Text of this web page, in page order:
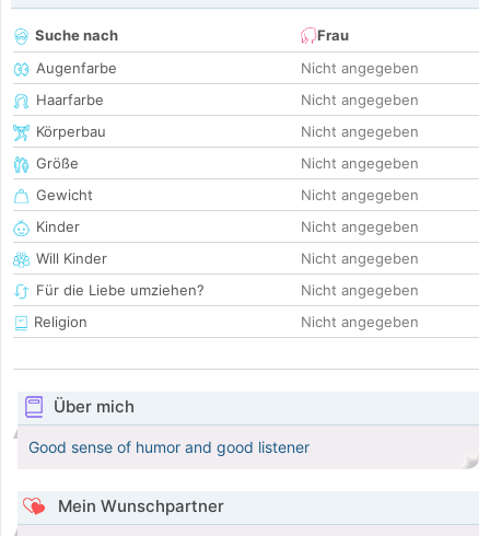
Suche nach
Frau
Augenfarbe
Nicht angegeben
Haarfarbe
Nicht angegeben
Körperbau
Nicht angegeben
Größe
Nicht angegeben
Gewicht
Nicht angegeben
Kinder
Nicht angegeben
Will Kinder
Nicht angegeben
Für die Liebe umziehen?
Nicht angegeben
Religion
Nicht angegeben
Über mich
Good sense of humor and good listener
Mein Wunschpartner